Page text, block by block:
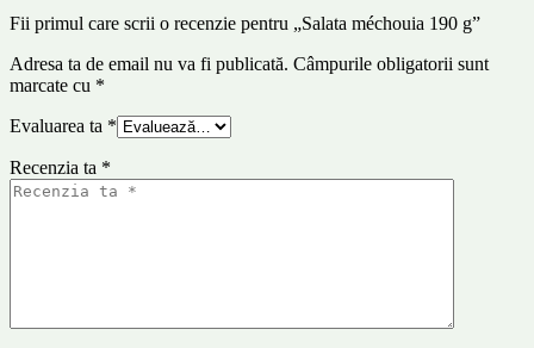
Fii primul care scrii o recenzie pentru „Salata méchouia 190 g”
Adresa ta de email nu va fi publicată. Câmpurile obligatorii sunt
marcate cu *
Evaluarea ta *
Recenzia ta *